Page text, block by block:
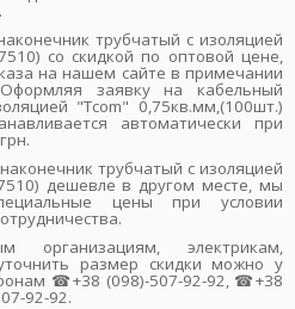
трубчатый с изоляцией
со скидкой по оптовой цене,
на нашем сайте в примечании
заявку на кабельный
"Tcom" 0,75кв.мм,(100шт.)
автоматически при
трубчатый с изоляцией
дешевле в другом месте, мы
цены при условии
организациям, электрикам,
размер скидки можно у
☎+38 (098)-507-92-92, ☎+38
92-92.